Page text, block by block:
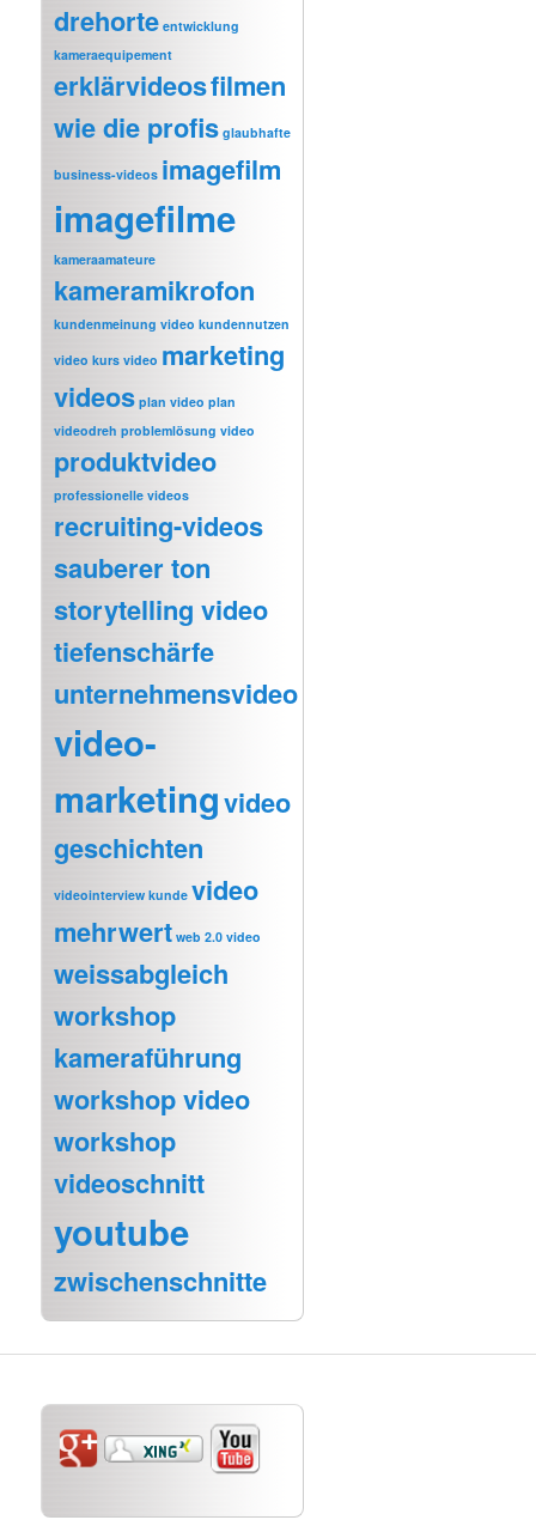
drehorte entwicklung
kameraequipement
erklärvideosfilmen
wie die profis glaubhafte
business-videos imagefilm
imagefilme
kameraamateure
kameramikrofon
kundenmeinung video kundennutzen
video kurs video marketing
videos plan video plan
videodreh problemlösung video
produktvideo
professionelle videos
recruiting-videos
sauberer ton
storytelling video
tiefenschärfe
unternehmensvideo
video-
marketingvideo
geschichten
videointerview kunde video
mehrwert web 2.0 video
weissabgleich
workshop
kameraführung
workshop video
workshop
videoschnitt
youtube
zwischenschnitte